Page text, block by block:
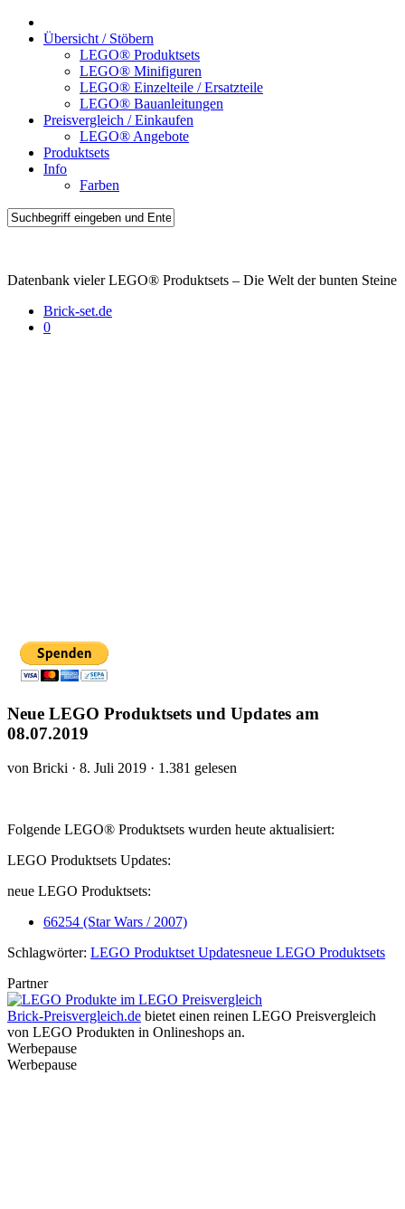
Übersicht / Stöbern
LEGO® Produktsets
LEGO® Minifiguren
LEGO® Einzelteile / Ersatzteile
LEGO® Bauanleitungen
Preisvergleich / Einkaufen
LEGO® Angebote
Produktsets
Info
Farben
Datenbank vieler LEGO® Produktsets – Die Welt der bunten Steine
Brick-set.de
0
Neue LEGO Produktsets und Updates am
08.07.2019
von Bricki · 8. Juli 2019 · 1.381 gelesen
Folgende LEGO® Produktsets wurden heute aktualisiert:
LEGO Produktsets Updates:
neue LEGO Produktsets:
66254 (Star Wars / 2007)
Schlagwörter: LEGO Produktset Updatesneue LEGO Produktsets
Partner
Brick-Preisvergleich.de bietet einen reinen LEGO Preisvergleich
von LEGO Produkten in Onlineshops an.
Werbepause
Werbepause